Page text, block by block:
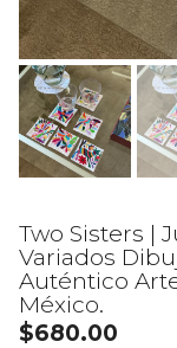
Two Sisters |
Variados
Auténtico
México.
$680.00